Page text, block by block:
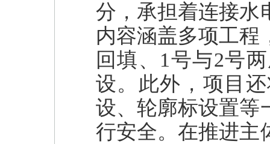
分，承担着连接水
内容涵盖多项工程
回填、1号与2号
设。此外，项目
设、轮廓标设置等
行安全。在推进主